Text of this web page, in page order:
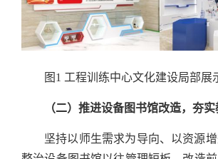
图1 工程训练中心文化建设局部展
（二）推进设备图书馆改造，夯
坚持以师生需求为导向、以资源